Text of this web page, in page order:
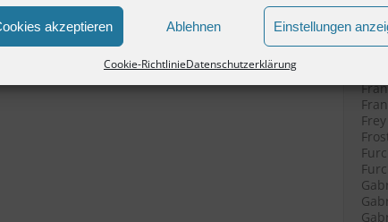
akzeptieren Ablehnen Einstellungen
Cookie-RichtlinieDatenschutzerklärung